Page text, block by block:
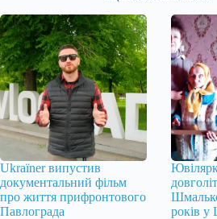
Ukraїner випустив
документальний фільм
про життя прифронтового
Павлограда
років у